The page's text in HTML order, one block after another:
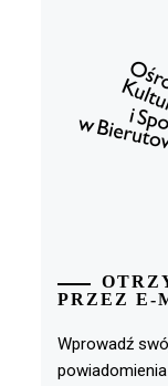
PRZEZ E-
Wprowadź